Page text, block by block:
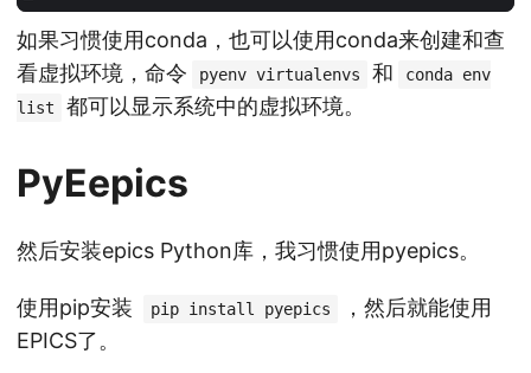
如果习惯使用conda，也可以使用conda来创建和查
看虚拟环境，命令
pyenv virtualenvs 和
conda env
list
都可以显示系统中的虚拟环境。
PyEepics
然后安装epics Python库，我习惯使用pyepics。
使用pip安装 pip install pyepics
，然后就能使用
EPICS了。